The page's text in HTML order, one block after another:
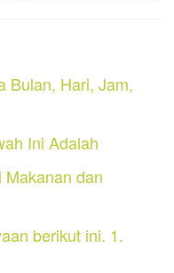
Bulan, Hari, Jam,
Ini Adalah
dan
berikut ini. 1.